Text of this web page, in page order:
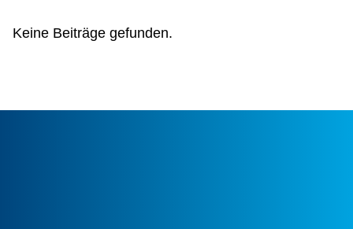
Keine Beiträge gefunden.